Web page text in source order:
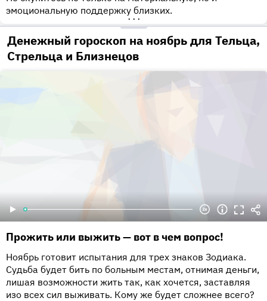
эмоциональную поддержку близких.
•••
Денежный гороскоп на ноябрь для Тельца,
Стрельца и Близнецов
Прожить или выжить — вот в чем вопрос!
Ноябрь готовит испытания для трех знаков Зодиака.
Судьба будет бить по больным местам, отнимая деньги,
лишая возможности жить так, как хочется, заставляя
изо всех сил выживать. Кому же будет сложнее всего?